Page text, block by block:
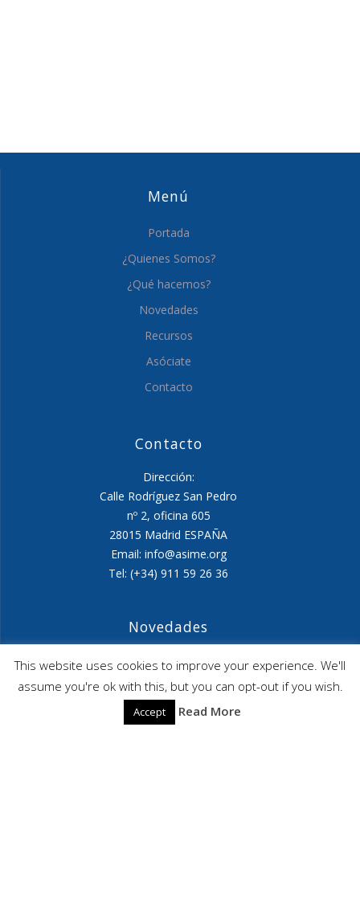
Menú
Portada
¿Quienes Somos?
¿Qué hacemos?
Novedades
Recursos
Asóciate
Contacto
Contacto
Dirección:
Calle Rodríguez San Pedro
nº 2, oficina 605
28015 Madrid ESPAÑA
Email: info@asime.org
Tel: (+34) 911 59 26 36
Novedades
Agenda ASIME-Ultimo trimestre 2026
ASIME celebrará en diciembre una nueva edición de
sus jornadas
This website uses cookies to improve your experience. We'll
assume you're ok with this, but you can opt-out if you wish.
Accept Read More